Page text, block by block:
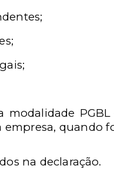
modalidade PGBL
empresa, quando
na declaração.